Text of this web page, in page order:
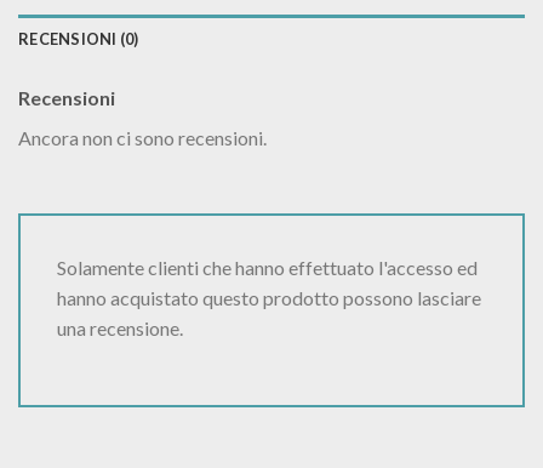
RECENSIONI (0)
Recensioni
Ancora non ci sono recensioni.
Solamente clienti che hanno effettuato l'accesso ed
hanno acquistato questo prodotto possono lasciare
una recensione.